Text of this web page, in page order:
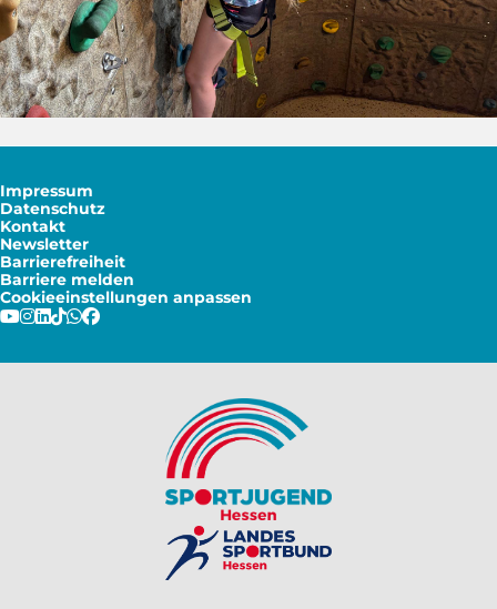
Impressum
Datenschutz
Kontakt
Newsletter
Barrierefreiheit
Barriere melden
Cookieeinstellungen anpassen